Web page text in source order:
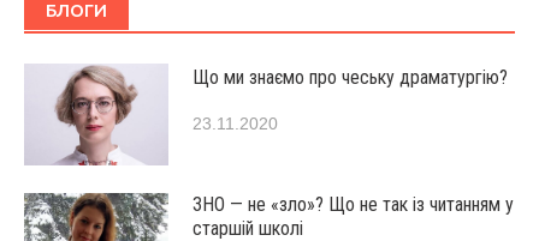
БЛОГИ
Що ми знаємо про чеську драматургію?
23.11.2020
ЗНО — не «зло»? Що не так із читанням у
старшій школі